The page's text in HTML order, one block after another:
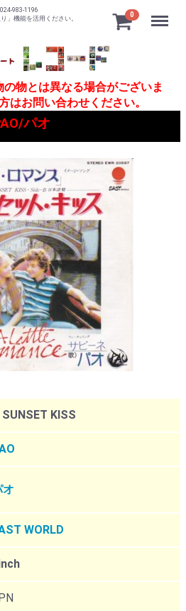
983-1196
」機能を活用ください。
0 Menu
物とは異なる場合がございま
はお問い合わせください。
パオ
KISS
オ
WORLD